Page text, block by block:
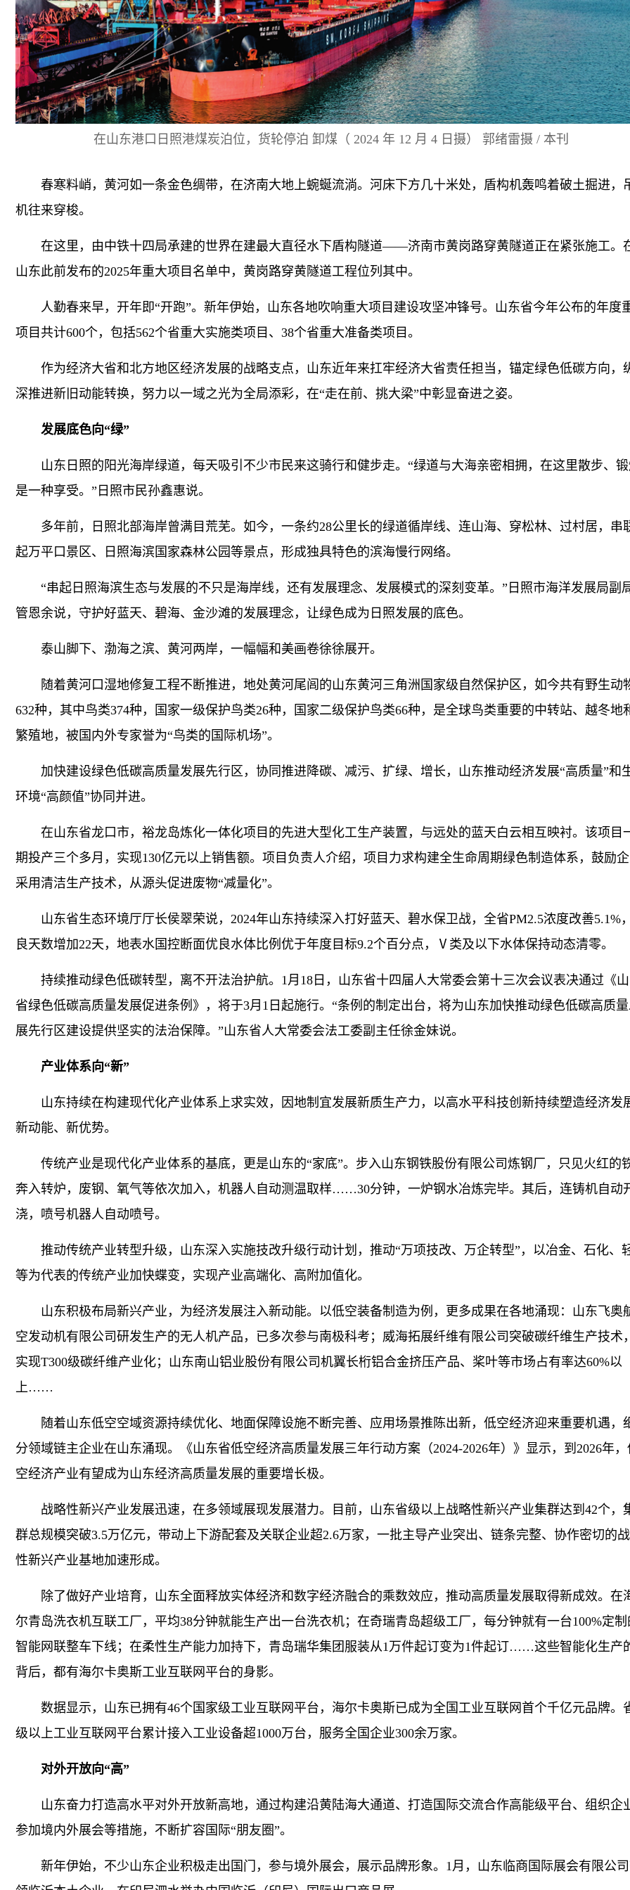
在山东港口日照港煤炭泊位，货轮停泊 卸煤（ 2024 年 12 月 4 日摄） 郭绪雷摄 / 本刊
春寒料峭，黄河如一条金色绸带，在济南大地上蜿蜒流淌。河床下方几十米处，盾构机轰鸣着破土掘进，
机往来穿梭。
在这里，由中铁十四局承建的世界在建最大直径水下盾构隧道——济南市黄岗路穿黄隧道正在紧张施工。
山东此前发布的2025年重大项目名单中，黄岗路穿黄隧道工程位列其中。
人勤春来早，开年即“开跑”。新年伊始，山东各地吹响重大项目建设攻坚冲锋号。山东省今年公布的年度
项目共计600个，包括562个省重大实施类项目、38个省重大准备类项目。
作为经济大省和北方地区经济发展的战略支点，山东近年来扛牢经济大省责任担当，锚定绿色低碳方向，
深推进新旧动能转换，努力以一域之光为全局添彩，在“走在前、挑大梁”中彰显奋进之姿。
发展底色向“绿”
山东日照的阳光海岸绿道，每天吸引不少市民来这骑行和健步走。“绿道与大海亲密相拥，在这里散步、锻
是一种享受。”日照市民孙鑫惠说。
多年前，日照北部海岸曾满目荒芜。如今，一条约28公里长的绿道循岸线、连山海、穿松林、过村居，串
起万平口景区、日照海滨国家森林公园等景点，形成独具特色的滨海慢行网络。
“串起日照海滨生态与发展的不只是海岸线，还有发展理念、发展模式的深刻变革。”日照市海洋发展局副
管恩余说，守护好蓝天、碧海、金沙滩的发展理念，让绿色成为日照发展的底色。
泰山脚下、渤海之滨、黄河两岸，一幅幅和美画卷徐徐展开。
随着黄河口湿地修复工程不断推进，地处黄河尾闾的山东黄河三角洲国家级自然保护区，如今共有野生动
632种，其中鸟类374种，国家一级保护鸟类26种，国家二级保护鸟类66种，是全球鸟类重要的中转站、越冬地
繁殖地，被国内外专家誉为“鸟类的国际机场”。
加快建设绿色低碳高质量发展先行区，协同推进降碳、减污、扩绿、增长，山东推动经济发展“高质量”和
环境“高颜值”协同并进。
在山东省龙口市，裕龙岛炼化一体化项目的先进大型化工生产装置，与远处的蓝天白云相互映衬。该项目
期投产三个多月，实现130亿元以上销售额。项目负责人介绍，项目力求构建全生命周期绿色制造体系，鼓励
采用清洁生产技术，从源头促进废物“减量化”。
山东省生态环境厅厅长侯翠荣说，2024年山东持续深入打好蓝天、碧水保卫战，全省PM2.5浓度改善5.1%
良天数增加22天，地表水国控断面优良水体比例优于年度目标9.2个百分点，Ⅴ类及以下水体保持动态清零。
持续推动绿色低碳转型，离不开法治护航。1月18日，山东省十四届人大常委会第十三次会议表决通过《
省绿色低碳高质量发展促进条例》，将于3月1日起施行。“条例的制定出台，将为山东加快推动绿色低碳高质
展先行区建设提供坚实的法治保障。”山东省人大常委会法工委副主任徐金妹说。
产业体系向“新”
山东持续在构建现代化产业体系上求实效，因地制宜发展新质生产力，以高水平科技创新持续塑造经济发
新动能、新优势。
传统产业是现代化产业体系的基底，更是山东的“家底”。步入山东钢铁股份有限公司炼钢厂，只见火红的
奔入转炉，废钢、氧气等依次加入，机器人自动测温取样……30分钟，一炉钢水冶炼完毕。其后，连铸机自动
浇，喷号机器人自动喷号。
推动传统产业转型升级，山东深入实施技改升级行动计划，推动“万项技改、万企转型”，以冶金、石化、
等为代表的传统产业加快蝶变，实现产业高端化、高附加值化。
山东积极布局新兴产业，为经济发展注入新动能。以低空装备制造为例，更多成果在各地涌现：山东飞奥
空发动机有限公司研发生产的无人机产品，已多次参与南极科考；威海拓展纤维有限公司突破碳纤维生产技术，
实现T300级碳纤维产业化；山东南山铝业股份有限公司机翼长桁铝合金挤压产品、桨叶等市场占有率达60%以
上……
随着山东低空空域资源持续优化、地面保障设施不断完善、应用场景推陈出新，低空经济迎来重要机遇，
分领域链主企业在山东涌现。《山东省低空经济高质量发展三年行动方案（2024-2026年）》显示，到2026年，
空经济产业有望成为山东经济高质量发展的重要增长极。
战略性新兴产业发展迅速，在多领域展现发展潜力。目前，山东省级以上战略性新兴产业集群达到42个，
群总规模突破3.5万亿元，带动上下游配套及关联企业超2.6万家，一批主导产业突出、链条完整、协作密切的
性新兴产业基地加速形成。
除了做好产业培育，山东全面释放实体经济和数字经济融合的乘数效应，推动高质量发展取得新成效。在
尔青岛洗衣机互联工厂，平均38分钟就能生产出一台洗衣机；在奇瑞青岛超级工厂，每分钟就有一台100%定制
智能网联整车下线；在柔性生产能力加持下，青岛瑞华集团服装从1万件起订变为1件起订……这些智能化生产
背后，都有海尔卡奥斯工业互联网平台的身影。
数据显示，山东已拥有46个国家级工业互联网平台，海尔卡奥斯已成为全国工业互联网首个千亿元品牌。
级以上工业互联网平台累计接入工业设备超1000万台，服务全国企业300余万家。
对外开放向“高”
山东奋力打造高水平对外开放新高地，通过构建沿黄陆海大通道、打造国际交流合作高能级平台、组织企
参加境内外展会等措施，不断扩容国际“朋友圈”。
新年伊始，不少山东企业积极走出国门，参与境外展会，展示品牌形象。1月，山东临商国际展会有限公